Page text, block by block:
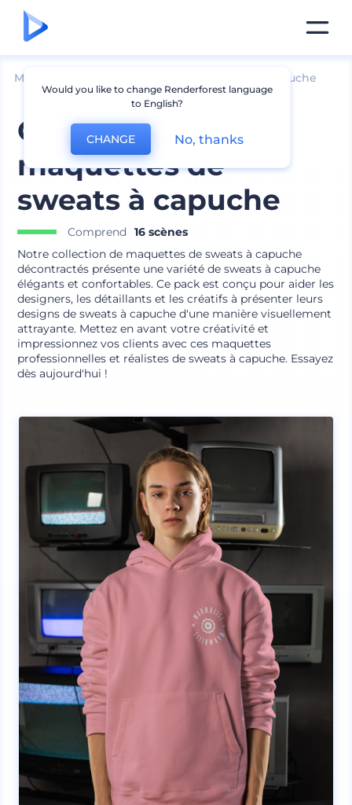
Mockups Mockup de sweat à capuche
Collection de
maquettes de
sweats à capuche
Comprend
16 scènes
Notre collection de maquettes de sweats à capuche
décontractés présente une variété de sweats à capuche
élégants et confortables. Ce pack est conçu pour aider les
designers, les détaillants et les créatifs à présenter leurs
designs de sweats à capuche d'une manière visuellement
attrayante. Mettez en avant votre créativité et
impressionnez vos clients avec ces maquettes
professionnelles et réalistes de sweats à capuche. Essayez
dès aujourd'hui !
Would you like to change Renderforest language
to English?
CHANGE No, thanks